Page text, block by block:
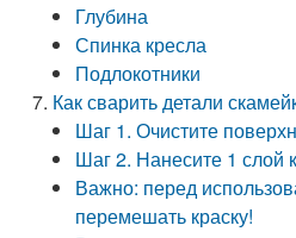
Глубина
Спинка кресла
Подлокотники
Как сварить детали
Шаг 1. Очистите
Шаг 2. Нанесите 1 слой
Важно: перед
перемешать краску!